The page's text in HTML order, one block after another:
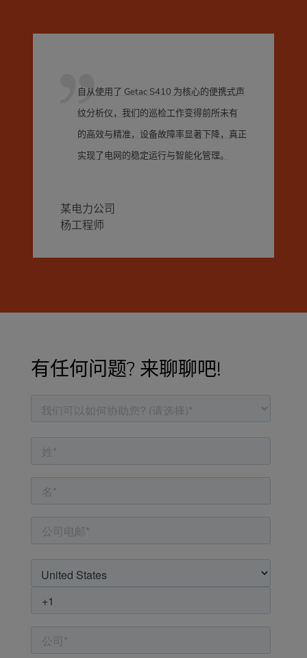
自从使用了 Getac S410 为核心的便携式声
纹分析仪，我们的巡检工作变得前所未有
的高效与精准，设备故障率显著下降，真正
实现了电网的稳定运行与智能化管理。
某电力公司
杨工程师
有任何问题? 来聊聊吧!